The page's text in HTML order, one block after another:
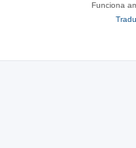
Funciona